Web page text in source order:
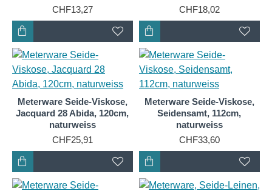
CHF13,27
CHF18,02
Meterware Seide-Viskose,
Jacquard 28 Abida, 120cm,
naturweiss
CHF25,91
Meterware Seide-Viskose,
Seidensamt, 112cm,
naturweiss
CHF33,60